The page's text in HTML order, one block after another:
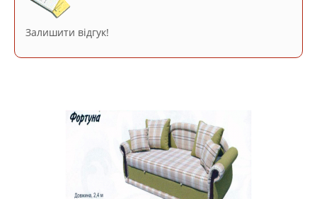
Залишити відгук!